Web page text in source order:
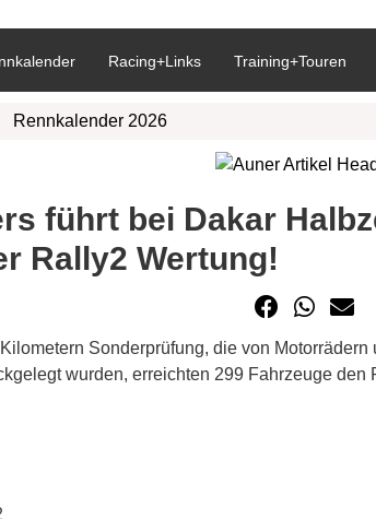
Racing+Links Training+Touren
Rennkalender 2026
führt bei Dakar
Rally2 Wertung!
Sonderprüfung, die von
wurden, erreichten 299 Fahrzeuge